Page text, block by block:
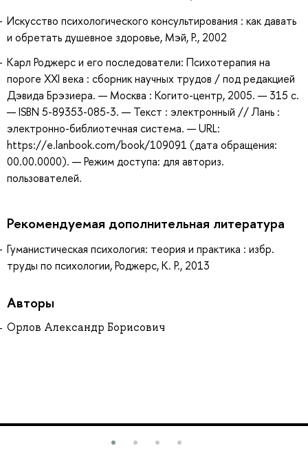
Искусство психологического консультирования : как давать
и обретать душевное здоровье, Мэй, Р., 2002
Карл Роджерс и его последователи: Психотерапия на
пороге XXI века : сборник научных трудов / под редакцией
Дэвида Брэзиера. — Москва : Когито-центр, 2005. — 315 с.
— ISBN 5-89353-085-3. — Текст : электронный // Лань :
электронно-библиотечная система. — URL:
https://e.lanbook.com/book/109091 (дата обращения:
00.00.0000). — Режим доступа: для авториз.
пользователей.
Рекомендуемая дополнительная литература
Гуманистическая психология: теория и практика : избр.
труды по психологии, Роджерс, К. Р., 2013
Авторы
Орлов Александр Борисович